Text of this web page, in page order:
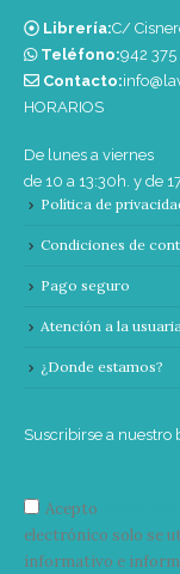
Librería:C/
Teléfono:‭942 375
Contacto:
HORARIOS
De lunes a viernes
de 10 a 13:30h. y de
Política de
Condiciones de
Pago seguro
Atención a la
¿Donde estamos?
Suscribirse a nuestro
Acepto
electrónico solo se
informativo e